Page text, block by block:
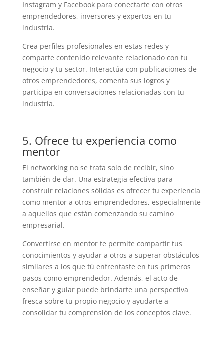
Instagram y Facebook para conectarte con otros
emprendedores, inversores y expertos en tu
industria.
Crea perfiles profesionales en estas redes y
comparte contenido relevante relacionado con tu
negocio y tu sector. Interactúa con publicaciones de
otros emprendedores, comenta sus logros y
participa en conversaciones relacionadas con tu
industria.
5. Ofrece tu experiencia como
mentor
El networking no se trata solo de recibir, sino
también de dar. Una estrategia efectiva para
construir relaciones sólidas es ofrecer tu experiencia
como mentor a otros emprendedores, especialmente
a aquellos que están comenzando su camino
empresarial.
Convertirse en mentor te permite compartir tus
conocimientos y ayudar a otros a superar obstáculos
similares a los que tú enfrentaste en tus primeros
pasos como emprendedor. Además, el acto de
enseñar y guiar puede brindarte una perspectiva
fresca sobre tu propio negocio y ayudarte a
consolidar tu comprensión de los conceptos clave.